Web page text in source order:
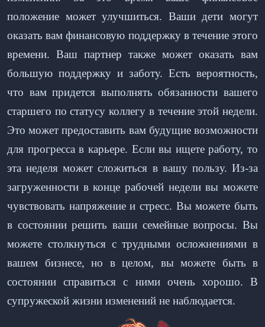
положение может улучшиться. Ваши дети могут
оказать вам финансовую поддержку в течение этого
времени. Ваш партнер также может оказать вам
большую поддержку и заботу. Есть вероятность,
что вам придется выполнять обязанности вашего
старшего по статусу коллегу в течение этой недели.
Это может предоставить вам будущие возможности
для прогресса в карьере. Если вы ищете работу, то
эта неделя может сложиться в вашу пользу. Из-за
загруженности в конце рабочей недели вы можете
чувствовать напряжение и стресс. Вы можете быть
в состоянии решить ваши семейные вопросы. Вы
можете столкнуться с трудными осложнениями в
вашем бизнесе, но в целом, вы можете быть в
состоянии справиться с ними очень хорошо. В
супружеской жизни изменений не наблюдается.